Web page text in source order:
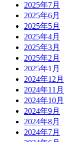
2025年7月
2025年6月
2025年5月
2025年4月
2025年3月
2025年2月
2025年1月
2024年12月
2024年11月
2024年10月
2024年9月
2024年8月
2024年7月